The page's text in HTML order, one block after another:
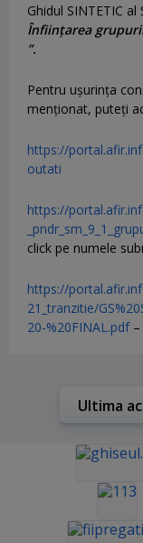
Ghidul SINTETIC
Înființarea
”.
Pentru uşurinţa
menţionat, puteţi
https://
outati
https://
click pe numele
https://
21_tranzitie/
20-%20FINAL.pdf–
Ultima